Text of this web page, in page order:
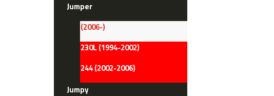
Jumper
(2006-)
230L (1994-2002)
244 (2002-2006)
Jumpy